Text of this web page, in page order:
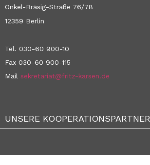
Onkel-Bräsig-Straße 76/78
12359 Berlin
Tel. 030-60 900-10
Fax 030-60 900-115
Mail sekretariat@fritz-karsen.de
UNSERE KOOPERATIONSPARTNER